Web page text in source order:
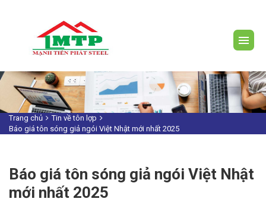
Trang chủ
Tin về tôn lợp
Báo giá tôn sóng giả ngói Việt Nhật mới nhất 2025
Báo giá tôn sóng giả ngói Việt Nhật
mới nhất 2025